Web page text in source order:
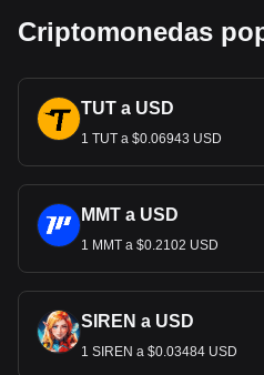
Criptomonedas
TUT a USD
1 TUT a $0.06943 USD
MMT a USD
1 MMT a $0.2102 USD
SIREN a USD
1 SIREN a $0.03484 USD